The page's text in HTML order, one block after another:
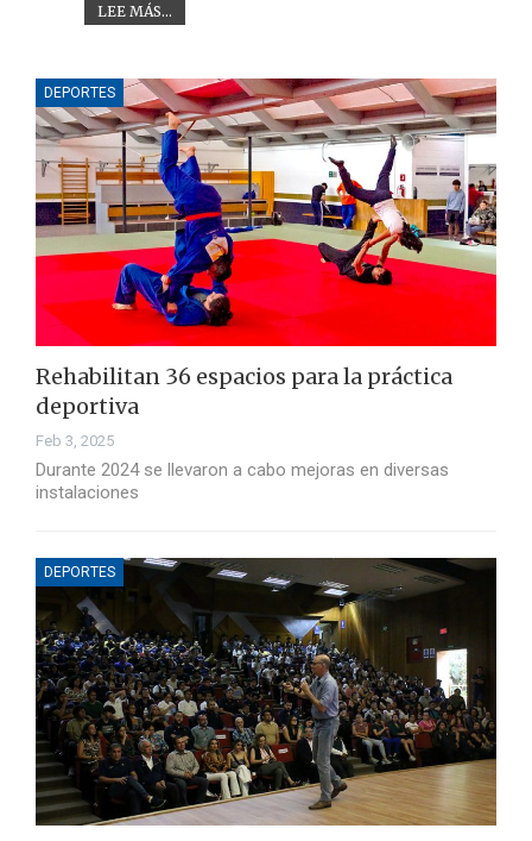
LEE MÁS...
DEPORTES
Rehabilitan 36 espacios para la práctica
deportiva
Feb 3, 2025
Durante 2024 se llevaron a cabo mejoras en diversas
instalaciones
DEPORTES